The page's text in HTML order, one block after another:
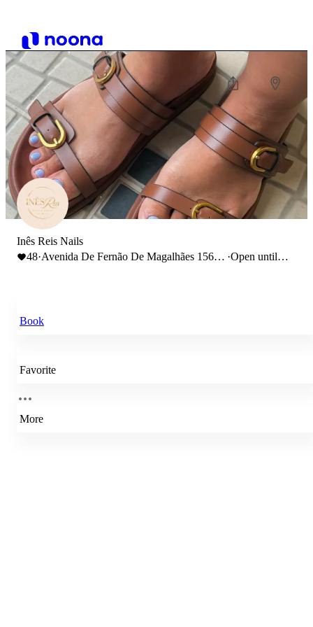
Inês Reis Nails
48·Avenida De Fernão De Magalhães 1562,
·Open until
Book
Favorite
More